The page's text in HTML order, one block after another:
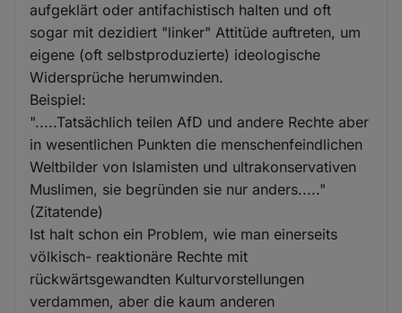
aufgeklärt oder antifachistisch halten und oft
sogar mit dezidiert "linker" Attitüde auftreten, um
eigene (oft selbstproduzierte) ideologische
Widersprüche herumwinden.
Beispiel:
".....Tatsächlich teilen AfD und andere Rechte aber
in wesentlichen Punkten die menschenfeindlichen
Weltbilder von Islamisten und ultrakonservativen
Muslimen, sie begründen sie nur anders....."
(Zitatende)
Ist halt schon ein Problem, wie man einerseits
völkisch- reaktionäre Rechte mit
rückwärtsgewandten Kulturvorstellungen
verdammen, aber die kaum anderen